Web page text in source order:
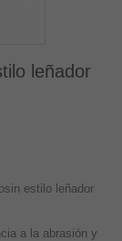
leñador
estilo leñador
a la abrasión y